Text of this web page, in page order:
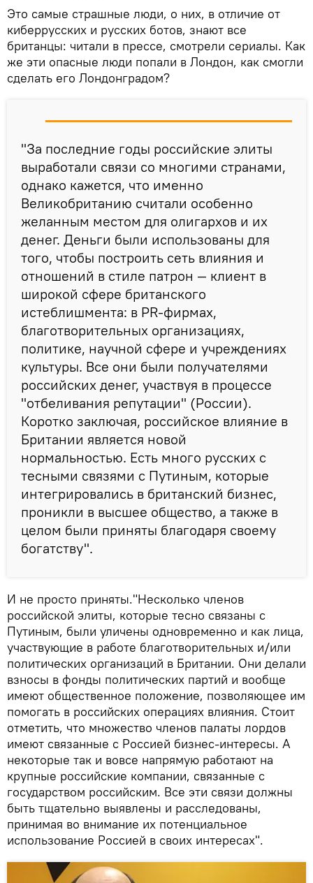
Это самые страшные люди, о них, в отличие от
киберрусских и русских ботов, знают все
британцы: читали в прессе, смотрели сериалы. Как
же эти опасные люди попали в Лондон, как смогли
сделать его Лондонградом?
"За последние годы российские элиты
выработали связи со многими странами,
однако кажется, что именно
Великобританию считали особенно
желанным местом для олигархов и их
денег. Деньги были использованы для
того, чтобы построить сеть влияния и
отношений в стиле патрон — клиент в
широкой сфере британского
истеблишмента: в PR-фирмах,
благотворительных организациях,
политике, научной сфере и учреждениях
культуры. Все они были получателями
российских денег, участвуя в процессе
"отбеливания репутации" (России).
Коротко заключая, российское влияние в
Британии является новой
нормальностью. Есть много русских с
тесными связями с Путиным, которые
интегрировались в британский бизнес,
проникли в высшее общество, а также в
целом были приняты благодаря своему
богатству".
И не просто приняты."Несколько членов
российской элиты, которые тесно связаны с
Путиным, были уличены одновременно и как лица,
участвующие в работе благотворительных и/или
политических организаций в Британии. Они делали
взносы в фонды политических партий и вообще
имеют общественное положение, позволяющее им
помогать в российских операциях влияния. Стоит
отметить, что множество членов палаты лордов
имеют связанные с Россией бизнес-интересы. А
некоторые так и вовсе напрямую работают на
крупные российские компании, связанные с
государством российским. Все эти связи должны
быть тщательно выявлены и расследованы,
принимая во внимание их потенциальное
использование Россией в своих интересах".